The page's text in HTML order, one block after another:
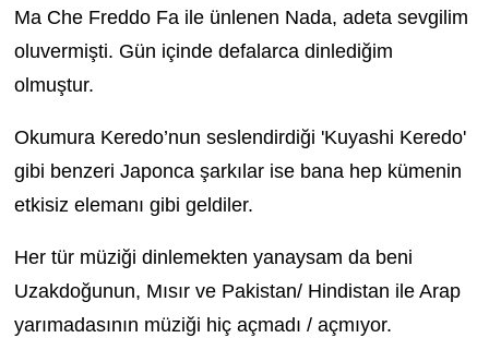
Ma Che Freddo Fa ile ünlenen Nada, adeta sevgilim
oluvermişti. Gün içinde defalarca dinlediğim
olmuştur.
Okumura Keredo’nun seslendirdiği 'Kuyashi Keredo'
gibi benzeri Japonca şarkılar ise bana hep kümenin
etkisiz elemanı gibi geldiler.
Her tür müziği dinlemekten yanaysam da beni
Uzakdoğunun, Mısır ve Pakistan/ Hindistan ile Arap
yarımadasının müziği hiç açmadı / açmıyor.